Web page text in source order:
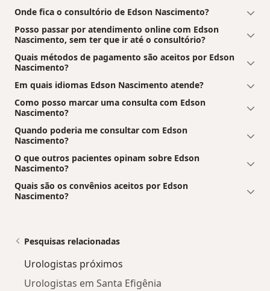
Onde fica o consultório de Edson Nascimento?
Posso passar por atendimento online com Edson
Nascimento, sem ter que ir até o consultório?
Quais métodos de pagamento são aceitos por Edson
Nascimento?
Em quais idiomas Edson Nascimento atende?
Como posso marcar uma consulta com Edson
Nascimento?
Quando poderia me consultar com Edson
Nascimento?
O que outros pacientes opinam sobre Edson
Nascimento?
Quais são os convênios aceitos por Edson
Nascimento?
Pesquisas relacionadas
Urologistas próximos
Urologistas em Santa Efigênia